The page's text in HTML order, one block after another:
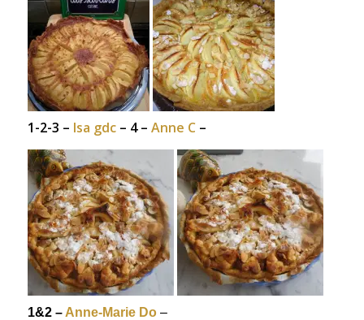
1-2-3 – Isa gdc– 4 – Anne C–
1&2 – Anne-Marie Do –